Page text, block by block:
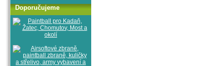
Doporučujeme